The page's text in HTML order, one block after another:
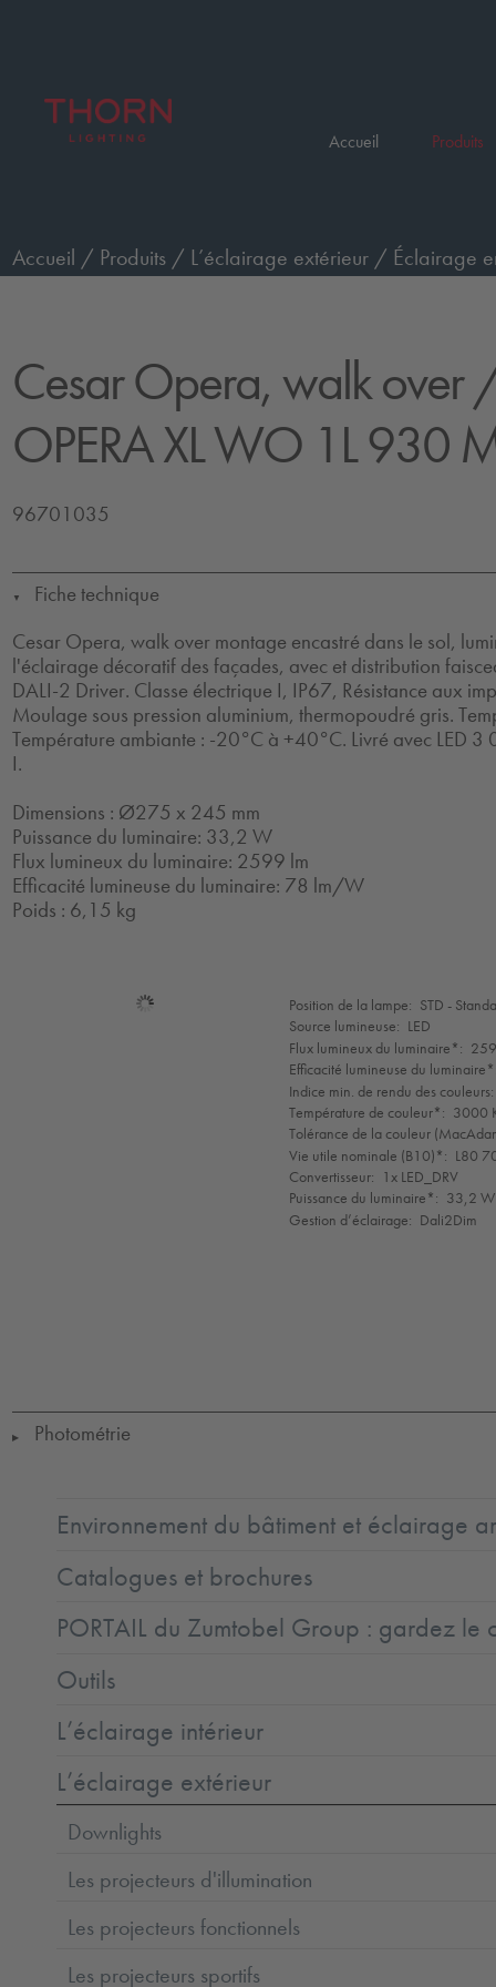
Accueil Produits
Accueil / Produits / L’éclairage extérieur / Éclairage
Cesar Opera, walk over/
OPERA XL WO 1L 930
96701035
▼
Fiche technique
Cesar Opera, walk over montage encastré dans le sol,
l'éclairage décoratif des façades, avec et distribution
DALI-2 Driver. Classe électrique I, IP67, Résistance aux
Moulage sous pression aluminium, thermopoudré gris.
Température ambiante : -20°C à +40°C. Livré avec LED 3
I.
Dimensions : Ø275 x 245 mm
Puissance du luminaire: 33,2 W
Flux lumineux du luminaire: 2599 lm
Efficacité lumineuse du luminaire: 78 lm/W
Poids : 6,15 kg
Sélection
de
mode
Position de la lampe: STD -
Source lumineuse: LED
Flux lumineux du luminaire*:
Efficacité lumineuse du
Indice min. de rendu des couleurs:
Température de couleur*: 3000
Tolérance de la couleur
Vie utile nominale (B10)*: L80
Convertisseur: 1x LED_DRV
Puissance du luminaire*: 33,2 W
Gestion d’éclairage: Dali2Dim
▶ Photométrie
Environnement du bâtiment et éclairage
Catalogues et brochures
PORTAIL du Zumtobel Group : gardez le
Outils
L’éclairage intérieur
L’éclairage extérieur
Downlights
Les projecteurs d'illumination
Les projecteurs fonctionnels
Les projecteurs sportifs